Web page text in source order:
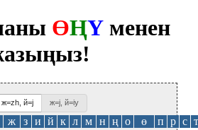
ӨҢҮ менен
ж=zh, й=j ж=j, й=iy
ж з и й к л м н ң о ө п р с т